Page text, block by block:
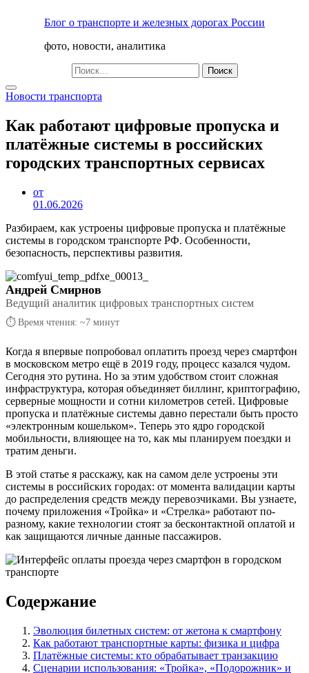
Блог о транспорте и железных дорогах России
фото, новости, аналитика
Найти:
Новости транспорта
Как работают цифровые пропуска и
платёжные системы в российских
городских транспортных сервисах
от
01.06.2026
Разбираем, как устроены цифровые пропуска и платёжные
системы в городском транспорте РФ. Особенности,
безопасность, перспективы развития.
Андрей Смирнов
Ведущий аналитик цифровых транспортных систем
⏱ Время чтения: ~7 минут
Когда я впервые попробовал оплатить проезд через смартфон
в московском метро ещё в 2019 году, процесс казался чудом.
Сегодня это рутина. Но за этим удобством стоит сложная
инфраструктура, которая объединяет биллинг, криптографию,
серверные мощности и сотни километров сетей. Цифровые
пропуска и платёжные системы давно перестали быть просто
«электронным кошельком». Теперь это ядро городской
мобильности, влияющее на то, как мы планируем поездки и
тратим деньги.
В этой статье я расскажу, как на самом деле устроены эти
системы в российских городах: от момента валидации карты
до распределения средств между перевозчиками. Вы узнаете,
почему приложения «Тройка» и «Стрелка» работают по-
разному, какие технологии стоят за бесконтактной оплатой и
как защищаются личные данные пассажиров.
Содержание
Эволюция билетных систем: от жетона к смартфону
Как работают транспортные карты: физика и цифра
Платёжные системы: кто обрабатывает транзакцию
Сценарии использования: «Тройка», «Подорожник» и